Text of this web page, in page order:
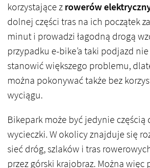
korzystające zrowerów
dolnej części tras na ich początek
minut i prowadzi łagodną drogą
przypadku e-bike’a taki podjazd
stanowić większego problemu,
można pokonywać także bez
wyciągu.
Bikepark może być jedynie częścią
wycieczki. W okolicy znajduje się
sieć dróg, szlaków i tras
przez górski krajobraz. Można więc